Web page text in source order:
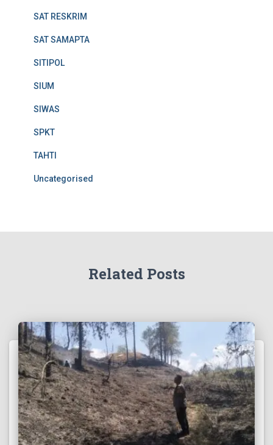
SAT RESKRIM
SAT SAMAPTA
SITIPOL
SIUM
SIWAS
SPKT
TAHTI
Uncategorised
Related Posts